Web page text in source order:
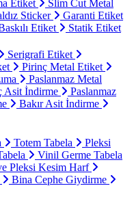
Etiket
Slim Cut Metal
Sticker
Garanti Etiket
Etiket Statik Etiket
Serigrafi Etiket
Pirinç Metal Etiket
Paslanmaz Metal
Asit İndirme
Paslanmaz
Bakır Asit İndirme
Totem Tabela
Pleksi
Vinil Germe Tabela
Pleksi Kesim Harf
Bina Cephe Giydirme